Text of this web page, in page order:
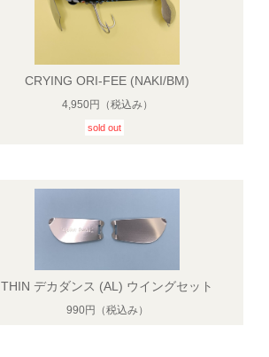
CRYING ORI-FEE (NAKI/BM)
4,950円 （税込み）
sold out
THIN デカダンス (AL) ウイングセット
990円 （税込み）